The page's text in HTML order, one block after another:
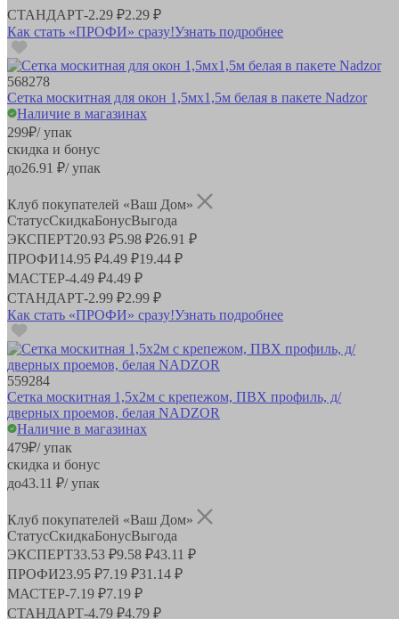
СТАНДАРТ-2.29 ₽2.29 ₽
Как стать «ПРОФИ» сразу!Узнать подробнее
568278
Сетка москитная для окон 1,5мх1,5м белая в пакете Nadzor
Наличие в магазинах
299₽/ упак
скидка и бонус
до26.91 ₽/ упак
Клуб покупателей «Ваш Дом»
СтатусСкидкаБонусВыгода
ЭКСПЕРТ20.93 ₽5.98 ₽26.91 ₽
ПРОФИ14.95 ₽4.49 ₽19.44 ₽
МАСТЕР-4.49 ₽4.49 ₽
СТАНДАРТ-2.99 ₽2.99 ₽
Как стать «ПРОФИ» сразу!Узнать подробнее
559284
Сетка москитная 1,5х2м с крепежом, ПВХ профиль, д/
дверных проемов, белая NADZOR
Наличие в магазинах
479₽/ упак
скидка и бонус
до43.11 ₽/ упак
Клуб покупателей «Ваш Дом»
СтатусСкидкаБонусВыгода
ЭКСПЕРТ33.53 ₽9.58 ₽43.11 ₽
ПРОФИ23.95 ₽7.19 ₽31.14 ₽
МАСТЕР-7.19 ₽7.19 ₽
СТАНДАРТ-4.79 ₽4.79 ₽